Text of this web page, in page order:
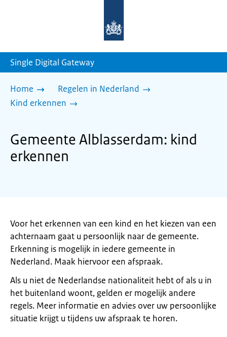
homepage
Single Digital Gateway
Home
Regelen in Nederland
Kind erkennen
Gemeente Alblasserdam: kind
erkennen
Voor het erkennen van een kind en het kiezen van een
achternaam gaat u persoonlijk naar de gemeente.
Erkenning is mogelijk in iedere gemeente in
Nederland. Maak hiervoor een afspraak.
Als u niet de Nederlandse nationaliteit hebt of als u in
het buitenland woont, gelden er mogelijk andere
regels. Meer informatie en advies over uw persoonlijke
situatie krijgt u tijdens uw afspraak te horen.